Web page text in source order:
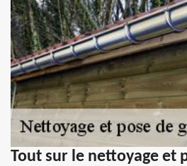
Tout sur le nettoyage et